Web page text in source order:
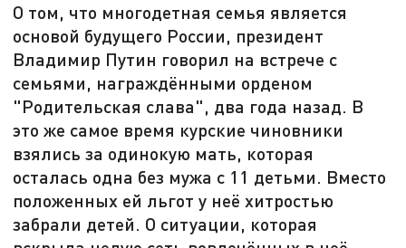
О том, что многодетная семья является
основой будущего России, президент
Владимир Путин говорил на встрече с
семьями, награждёнными орденом
"Родительская слава", два года назад. В
это же самое время курские чиновники
взялись за одинокую мать, которая
осталась одна без мужа с 11 детьми. Вместо
положенных ей льгот у неё хитростью
забрали детей. О ситуации, которая